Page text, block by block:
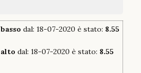
basso dal: 18-07-2020 è stato: 8.55
alto dal: 18-07-2020 è stato: 8.55